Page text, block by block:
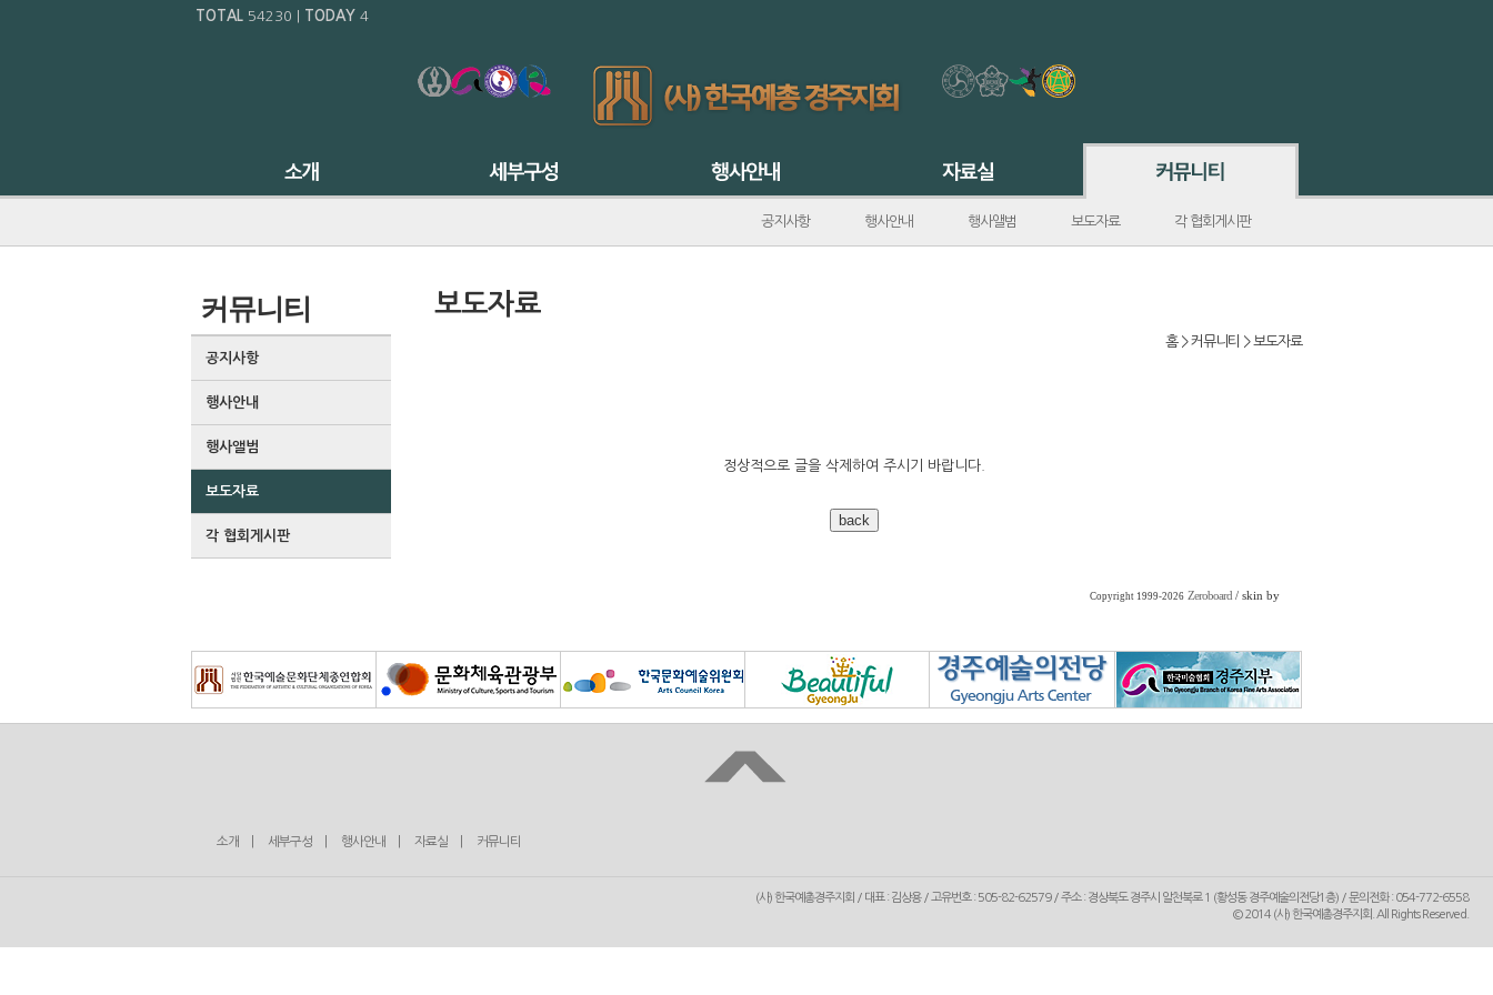
TOTAL 54230 TODAY 4
공지사항 행사안내 행사앨범 보도자료 각 협회게시판
커뮤니티
공지사항
행사안내
행사앨범
보도자료
각 협회게시판
보도자료
홈 > 커뮤니티 > 보도자료
정상적으로 글을 삭제하여 주시기 바랍니다.
Copyright 1999-2026 Zeroboard / skin by
소개 세부구성 행사안내 |자료실 커뮤니티
(사) 한국예총경주지회 / 대표 : 김상용 / 고유번호 : 505-82-62579 / 주소 : 경상북도 경주시 알천북로 1 (황성동 경주예술의전당1층) / 문의전화 : 054-772-6558
© 2014 (사) 한국예총경주지회 . All Rights Reserved.